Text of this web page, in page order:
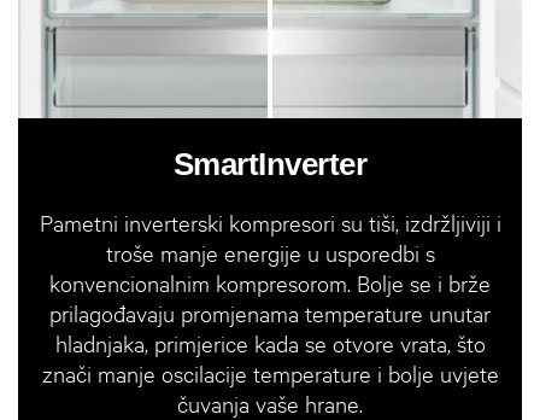
SmartInverter
Pametni inverterski kompresori su tiši, izdržljiviji i
troše manje energije u usporedbi s
konvencionalnim kompresorom. Bolje se i brže
prilagođavaju promjenama temperature unutar
hladnjaka, primjerice kada se otvore vrata, što
znači manje oscilacije temperature i bolje uvjete
čuvanja vaše hrane.